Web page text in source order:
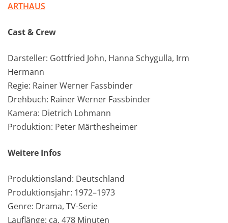
ARTHAUS
Cast & Crew
Darsteller: Gottfried John, Hanna Schygulla, Irm
Hermann
Regie: Rainer Werner Fassbinder
Drehbuch: Rainer Werner Fassbinder
Kamera: Dietrich Lohmann
Produktion: Peter Märthesheimer
Weitere Infos
Produktionsland: Deutschland
Produktionsjahr: 1972–1973
Genre: Drama, TV-Serie
Lauflänge: ca. 478 Minuten